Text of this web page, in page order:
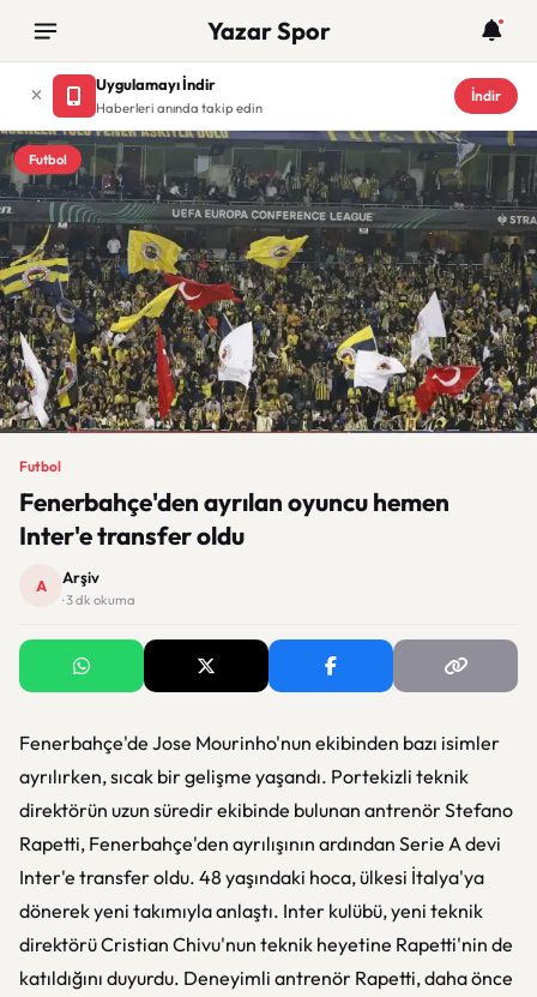
Yazar Spor
Uygulamayı İndir
Haberleri anında takip edin
İndir
Futbol
Futbol
Fenerbahçe'den ayrılan oyuncu hemen
Inter'e transfer oldu
A Arşiv
· 3 dk okuma
Fenerbahçe'de Jose Mourinho'nun ekibinden bazı isimler
ayrılırken, sıcak bir gelişme yaşandı. Portekizli teknik
direktörün uzun süredir ekibinde bulunan antrenör Stefano
Rapetti, Fenerbahçe'den ayrılışının ardından Serie A devi
Inter'e transfer oldu. 48 yaşındaki hoca, ülkesi İtalya'ya
dönerek yeni takımıyla anlaştı. Inter kulübü, yeni teknik
direktörü Cristian Chivu'nun teknik heyetine Rapetti'nin de
katıldığını duyurdu. Deneyimli antrenör Rapetti, daha önce